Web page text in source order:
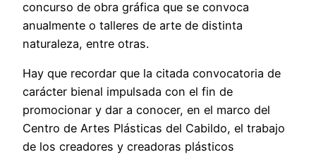
concurso de obra gráfica que se convoca
anualmente o talleres de arte de distinta
naturaleza, entre otras.
Hay que recordar que la citada convocatoria de
carácter bienal impulsada con el fin de
promocionar y dar a conocer, en el marco del
Centro de Artes Plásticas del Cabildo, el trabajo
de los creadores y creadoras plásticos